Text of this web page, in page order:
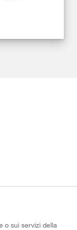
o sui servizi della